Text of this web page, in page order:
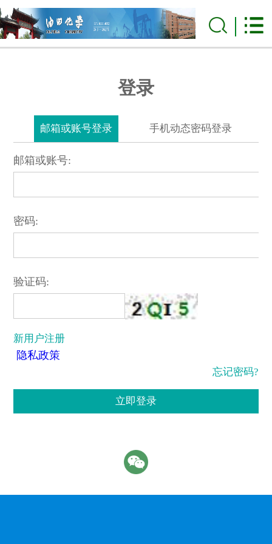
登录
邮箱或账号登录 手机动态密码登录
邮箱或账号:
密码:
验证码:
新用户注册
隐私政策
忘记密码?
立即登录